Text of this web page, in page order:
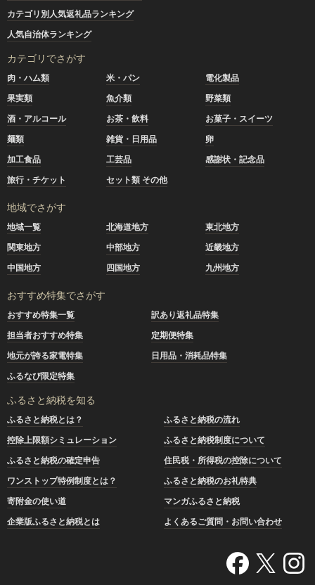
カテゴリ別人気返礼品ランキング
人気自治体ランキング
カテゴリでさがす
肉・ハム類 米・パン
電化製品
果実類
魚介類
野菜類
酒・アルコール
お茶・飲料
お菓子・スイーツ
麺類
雑貨・日用品
卵
加工食品
工芸品
感謝状・記念品
旅行・チケット
セット類 その他
地域でさがす
地域一覧 北海道地方
東北地方
関東地方
中部地方
近畿地方
中国地方
四国地方 九州地方
おすすめ特集でさがす
おすすめ特集一覧
訳あり返礼品特集
担当者おすすめ特集
定期便特集
地元が誇る家電特集
日用品・消耗品特集
ふるなび限定特集
ふるさと納税を知る
ふるさと納税とは？
ふるさと納税の流れ
控除上限額シミュレーション
ふるさと納税制度について
ふるさと納税の確定申告
住民税・所得税の控除について
ワンストップ特例制度とは？
ふるさと納税のお礼特典
寄附金の使い道
マンガふるさと納税
企業版ふるさと納税とは
よくあるご質問・お問い合わせ